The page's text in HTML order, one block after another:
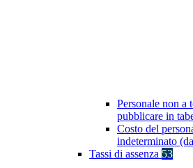
Personale non a
pubblicare in
Costo del
indeterminato
Tassi di assenza 53